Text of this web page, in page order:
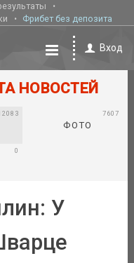
Фрибет без депозита
Вход
НОВОСТЕЙ
ФОТО
7607
0
У